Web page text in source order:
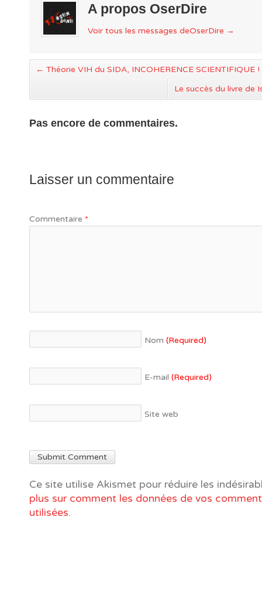
A propos OserDire
Voir tous les messages deOserDire →
← Théorie VIH du SIDA, INCOHERENCE SCIENTIFIQUE !
Le succès du livre de
Pas encore de commentaires.
Laisser un commentaire
Commentaire *
Nom (Required)
E-mail (Required)
Site web
Ce site utilise Akismet pour réduire les
plus sur comment les données de vos
utilisées.